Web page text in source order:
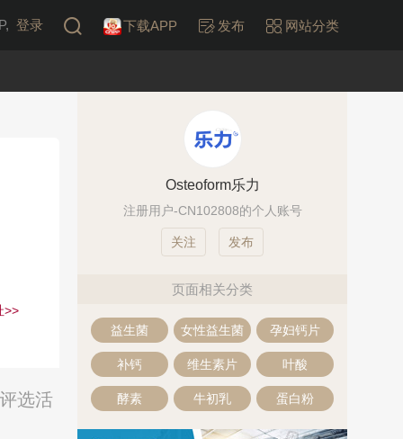
登录 下载APP 发布 网站分类
>>
选活
Osteoform乐力
注册用户-CN102808的个人账号
发布
页面相关分类
益生菌 女性益生菌 孕妇钙片
补钙 维生素片 叶酸
酵素 牛初乳 蛋白粉